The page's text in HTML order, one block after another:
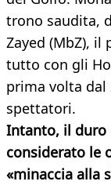
trono saudita,
Zayed (MbZ), il
tutto con gli
prima volta
spettatori.
Intanto, il duro
considerato le
«minaccia alla